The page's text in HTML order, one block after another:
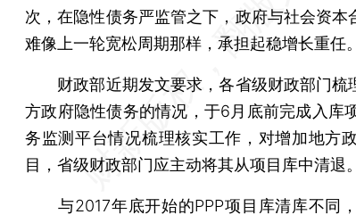
次，在隐性债务严监管之下，政府与社会资本
难像上一轮宽松周期那样，承担起稳增长重任。
财政部近期发文要求，各省级财政部门梳
方政府隐性债务的情况，于6月底前完成入库
务监测平台情况梳理核实工作，对增加地方
目，省级财政部门应主动将其从项目库中清退。
与2017年底开始的PPP项目库清库不同